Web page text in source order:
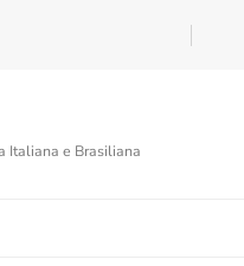
Italiana e Brasiliana